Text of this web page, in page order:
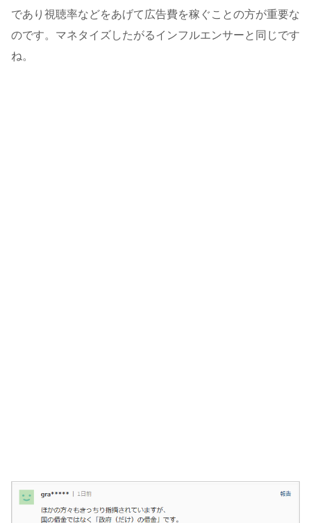
であり視聴率などをあげて広告費を稼ぐことの方が重要な
のです。マネタイズしたがるインフルエンサーと同じです
ね。